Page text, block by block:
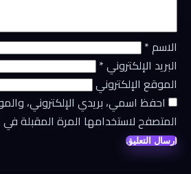
الاسم*
البريد الإلكتروني*
الموقع الإلكتروني
احفظ اسمي، بريدي الإلكتروني،
المتصفح لاستخدامها المرة المقبلة